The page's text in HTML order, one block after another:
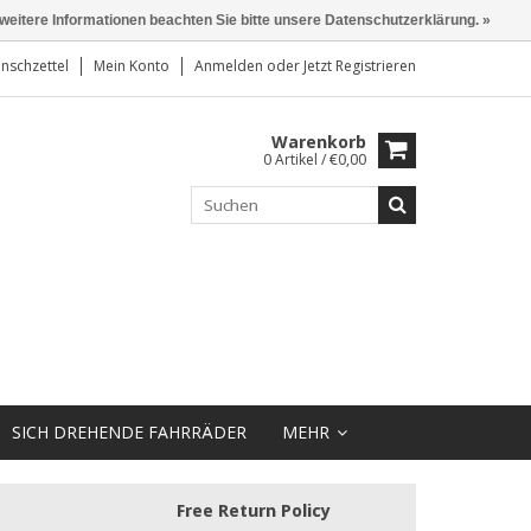
Mein Konto Anmelden oder Jetzt Registrieren
Warenkorb
0 Artikel / €0,00
SICH DREHENDE FAHRRÄDER MEHR
Free Return Policy
Informationen beachten Sie bitte unsere Datenschutzerklärung. »